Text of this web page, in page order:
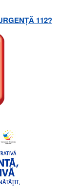
112?